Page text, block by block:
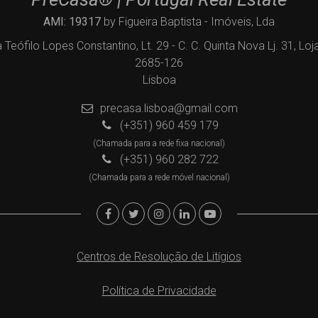
AMI: 19317 by Figueira Baptista - Imóveis, Lda
Teófilo Lopes Constantino, Lt. 29 - C. C. Quinta Nova Lj. 31,
2685-126
Lisboa
precasa.lisboa@gmail.com
(+351) 960 459 179
(Chamada para a rede fixa nacional)
(+351) 960 282 722
(Chamada para a rede móvel nacional)
Centros de Resolução de Litígios
Política de Privacidade